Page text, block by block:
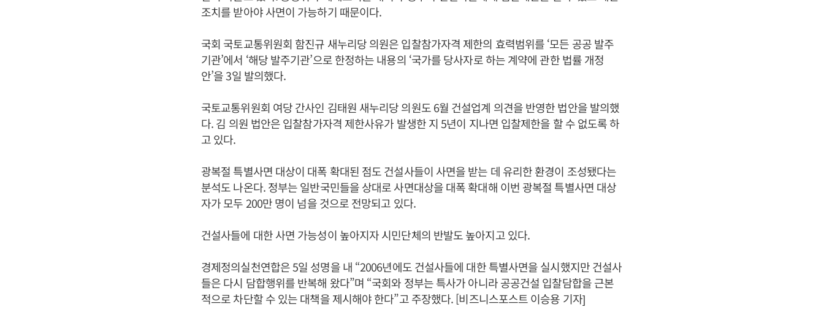
조치를 받아야 사면이 가능하기 때문이다.
국회 국토교통위원회 함진규 새누리당 의원은 입찰참가자격 제한의 효력범위를 ‘모든 공공 발주
기관’에서 ‘해당 발주기관’으로 한정하는 내용의 ‘국가를 당사자로 하는 계약에 관한 법률 개정
안’을 3일 발의했다.
국토교통위원회 여당 간사인 김태원 새누리당 의원도 6월 건설업계 의견을 반영한 법안을 발의했
다. 김 의원 법안은 입찰참가자격 제한사유가 발생한 지 5년이 지나면 입찰제한을 할 수 없도록 하
고 있다.
광복절 특별사면 대상이 대폭 확대된 점도 건설사들이 사면을 받는 데 유리한 환경이 조성됐다는
분석도 나온다. 정부는 일반국민들을 상대로 사면대상을 대폭 확대해 이번 광복절 특별사면 대상
자가 모두 200만 명이 넘을 것으로 전망되고 있다.
건설사들에 대한 사면 가능성이 높아지자 시민단체의 반발도 높아지고 있다.
경제정의실천연합은 5일 성명을 내 “2006년에도 건설사들에 대한 특별사면을 실시했지만 건설사
들은 다시 담합행위를 반복해 왔다”며 “국회와 정부는 특사가 아니라 공공건설 입찰담합을 근본
적으로 차단할 수 있는 대책을 제시해야 한다”고 주장했다. [비즈니스포스트 이승용 기자]